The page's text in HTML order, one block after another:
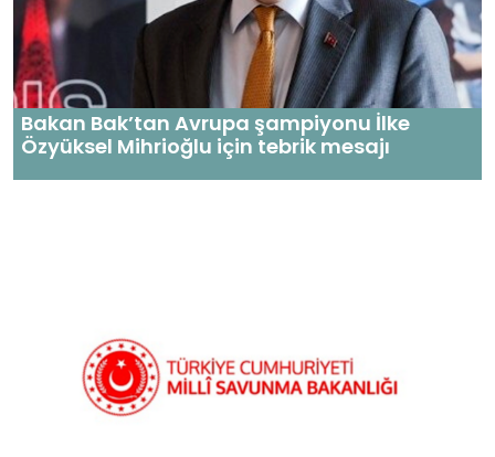
Bakan Bak’tan Avrupa şampiyonu İlke
Özyüksel Mihrioğlu için tebrik mesajı